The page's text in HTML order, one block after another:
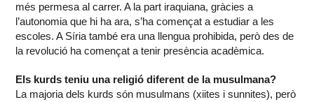
més permesa al carrer. A la part iraquiana, gràcies a
l’autonomia que hi ha ara, s’ha començat a estudiar a les
escoles. A Síria també era una llengua prohibida, però des de
la revolució ha començat a tenir presència acadèmica.
Els kurds teniu una religió diferent de la musulmana?
La majoria dels kurds són musulmans (xiites i sunnites), però